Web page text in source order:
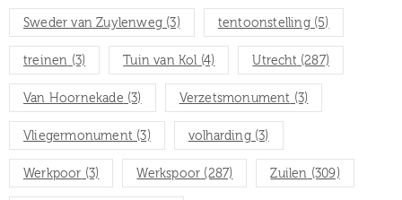
Sweder van Zuylenweg (3) tentoonstelling(5)
treinen (3) Tuin van Kol (4) Utrecht(287)
Van Hoornekade (3) Verzetsmonument (3)
Vliegermonument (3) volharding(3)
Werkpoor (3) Werkspoor (287) Zuilen (309)